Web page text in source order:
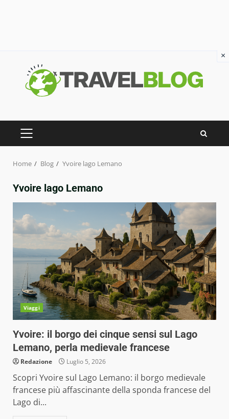
content
PRIMARY
Home Blog Yvoire lago Lemano
Yvoire lago Lemano
Viaggi
Yvoire: il borgo dei cinque sensi sul Lago
Lemano, perla medievale francese
Redazione Luglio 5, 2026
Scopri Yvoire sul Lago Lemano: il borgo medievale
francese più affascinante della sponda francese del
Lago di...
×